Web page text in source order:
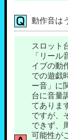
動作音は
スロット
「リー
イブの動
での遊戯
ー音」に
台に音量
てありま
ですが、
できず、
可能性が